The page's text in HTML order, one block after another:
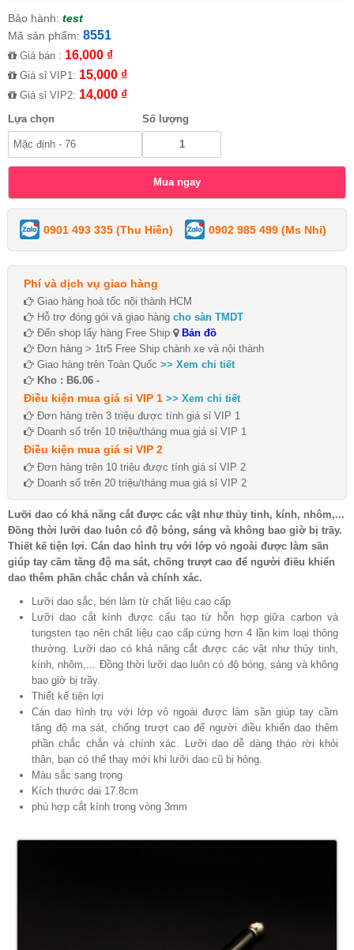
Bảo hành: test
Mã sản phẩm: 8551
Giá bán : 16,000 ₫
Giá sỉ VIP1: 15,000 ₫
Giá sỉ VIP2: 14,000 ₫
Lựa chọn Số lượng
0901 493 335 (Thu Hiền) 0902 985 499 (Ms Nhi)
Phí và dịch vụ giao hàng
Giao hàng hoả tốc nội thành HCM
Hỗ trợ đóng gói và giao hàng cho sàn TMDT
Đến shop lấy hàng Free Ship
Bản đồ
Đơn hàng > 1tr5 Free Ship chành xe và nội thành
Giao hàng trên Toàn Quốc >> Xem chi tiết
Kho : B6.06 -
Điều kiện mua giá sỉ VIP 1 >> Xem chi tiết
Đơn hàng trên 3 triệu được tính giá sỉ VIP 1
Doanh số trên 10 triệu/tháng mua giá sỉ VIP 1
Điều kiện mua giá sỉ VIP 2
Đơn hàng trên 10 triệu được tính giá sỉ VIP 2
Doanh số trên 20 triệu/tháng mua giá sỉ VIP 2
Lưỡi dao có khả năng cắt được các vật như thủy tinh, kính, nhôm,...
Đồng thời lưỡi dao luôn có độ bóng, sáng và không bao giờ bị trầy.
Thiết kế tiện lợi. Cán dao hình trụ với lớp vỏ ngoài được làm sần
giúp tay cầm tăng độ ma sát, chống trượt cao để người điều khiển
dao thêm phần chắc chắn và chính xác.
Lưỡi dao sắc, bén làm từ chất liệu cao cấp
Lưỡi dao cắt kính được cấu tạo từ hỗn hợp giữa carbon và
tungsten tạo nên chất liệu cao cấp cứng hơn 4 lần kim loại thông
thường. Lưỡi dao có khả năng cắt được các vật như thủy tinh,
kính, nhôm,... Đồng thời lưỡi dao luôn có độ bóng, sáng và không
bao giờ bị trầy.
Thiết kế tiện lợi
Cán dao hình trụ với lớp vỏ ngoài được làm sần giúp tay cầm
tăng độ ma sát, chống trượt cao để người điều khiển dao thêm
phần chắc chắn và chính xác. Lưỡi dao dễ dàng tháo rời khỏi
thân, bạn có thể thay mới khi lưỡi dao cũ bị hỏng.
Màu sắc sang trọng
Kích thước dai 17.8cm
phù hợp cắt kính trong vòng 3mm